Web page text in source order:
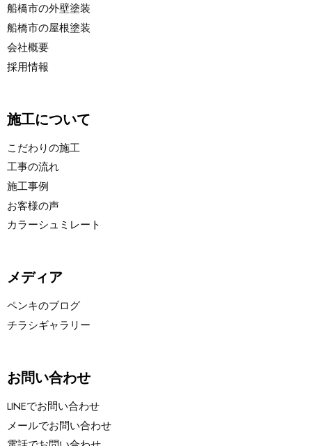
船橋市の外壁塗装
船橋市の屋根塗装
会社概要
採用情報
施工について
こだわりの施工
工事の流れ
施工事例
お客様の声
カラーシュミレート
メディア
ペンキのブログ
チラシギャラリー
お問い合わせ
LINEでお問い合わせ
メールでお問い合わせ